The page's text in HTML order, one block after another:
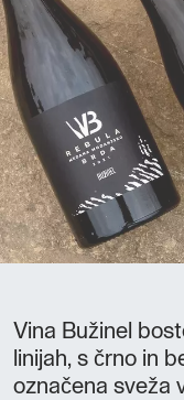
Vina Bužinel
linijah, s črno in
označena sveža